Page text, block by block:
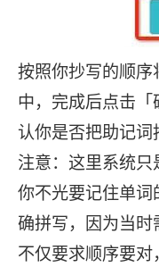
按照你抄写的顺
中，完成后点击
认你是否把助记词
注意：这里系统只
你不光要记住单
确拼写，因为当时
不仅要求顺序要